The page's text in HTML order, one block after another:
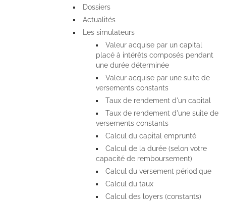
Dossiers
Actualités
Les simulateurs
Valeur acquise par un capital
placé à intérêts composés pendant
une durée déterminée
Valeur acquise par une suite de
versements constants
Taux de rendement d'un capital
Taux de rendement d'une suite de
versements constants
Calcul du capital emprunté
Calcul de la durée (selon votre
capacité de remboursement)
Calcul du versement périodique
Calcul du taux
Calcul des loyers (constants)